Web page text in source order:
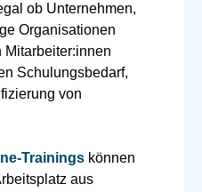
ob Unternehmen,
Organisationen
Mitarbeiter:innen
Schulungsbedarf,
von
Trainings können
aus